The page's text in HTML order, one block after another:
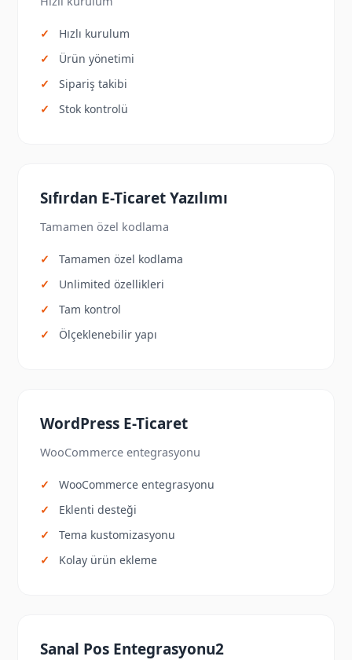
Hızlı kurulum
Ürün yönetimi
Sipariş takibi
Stok kontrolü
Sıfırdan E-Ticaret Yazılımı
Tamamen özel kodlama
Tamamen özel kodlama
Unlimited özellikleri
Tam kontrol
Ölçeklenebilir yapı
WordPress E-Ticaret
WooCommerce entegrasyonu
WooCommerce entegrasyonu
Eklenti desteği
Tema kustomizasyonu
Kolay ürün ekleme
Sanal Pos Entegrasyonu2